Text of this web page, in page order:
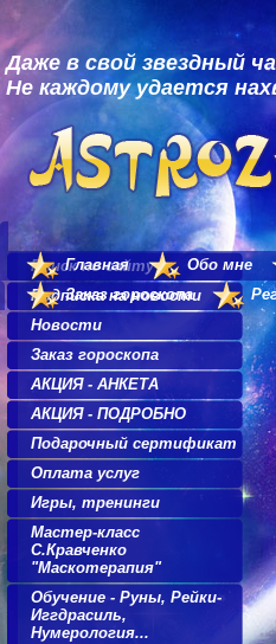
Даже в свой звездный
Не каждому удается
Главная Обо мне
Заказ гороскопа
Поиск по сайту
Подписка на новости
Новости
Заказ гороскопа
АКЦИЯ - АНКЕТА
АКЦИЯ - ПОДРОБНО
Подарочный сертификат
Оплата услуг
Игры, тренинги
Мастер-класс
С.Кравченко
"Маскотерапия"
Обучение - Руны, Рейки-
Иггдрасиль,
Нумерология...